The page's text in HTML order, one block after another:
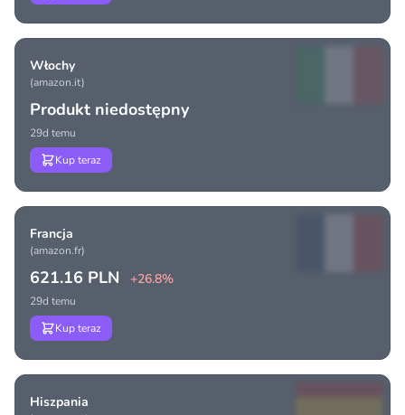
Włochy
(amazon.it)
Produkt niedostępny
29d temu
Kup teraz
Francja
(amazon.fr)
621.16 PLN +26.8%
29d temu
Kup teraz
Hiszpania